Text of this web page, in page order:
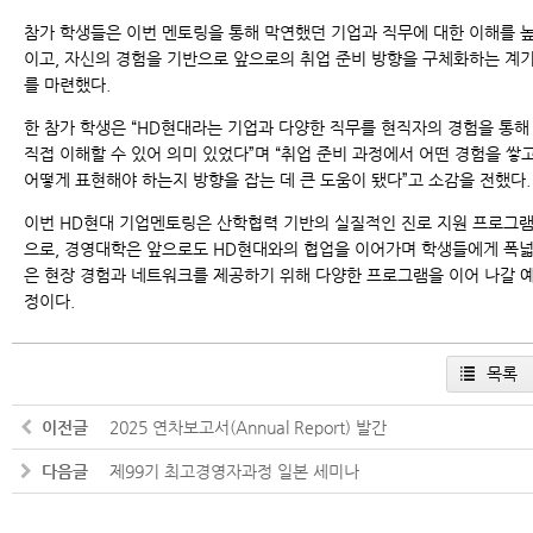
참가 학생들은 이번 멘토링을 통해 막연했던 기업과 직무에 대한 이해를
이고, 자신의 경험을 기반으로 앞으로의 취업 준비 방향을 구체화하는 계
를 마련했다.
한 참가 학생은 “HD현대라는 기업과 다양한 직무를 현직자의 경험을 통해
직접 이해할 수 있어 의미 있었다”며 “취업 준비 과정에서 어떤 경험을 쌓
어떻게 표현해야 하는지 방향을 잡는 데 큰 도움이 됐다”고 소감을 전했다.
이번 HD현대 기업멘토링은 산학협력 기반의 실질적인 진로 지원 프로그램
으로, 경영대학은 앞으로도 HD현대와의 협업을 이어가며 학생들에게 폭넓
은 현장 경험과 네트워크를 제공하기 위해 다양한 프로그램을 이어 나갈
정이다.
목록
이전글 2025 연차보고서(Annual Report) 발간
다음글 제99기 최고경영자과정 일본 세미나